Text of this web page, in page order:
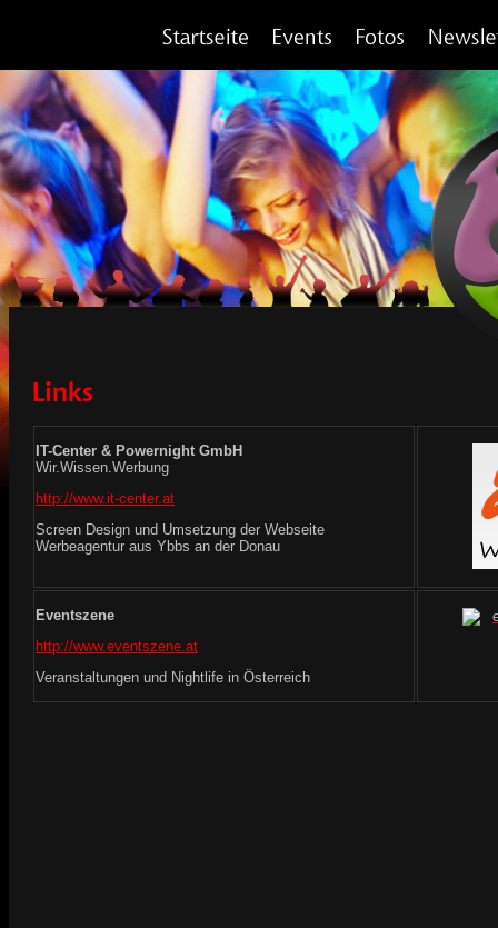
IT-Center & Powernight GmbH
Wir.Wissen.Werbung
http://www.it-center.at
Screen Design und Umsetzung der Webseite
Werbeagentur aus Ybbs an der Donau
Eventszene
http://www.eventszene.at
Veranstaltungen und Nightlife in Österreich